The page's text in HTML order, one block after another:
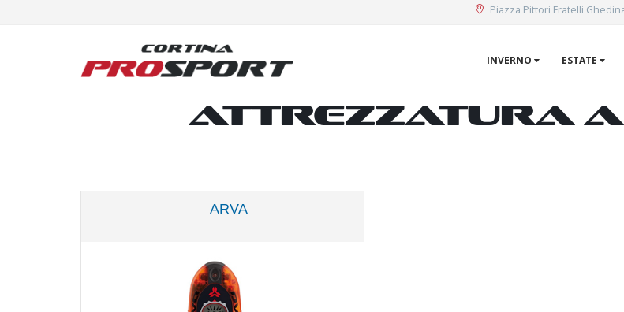
Piazza Pittori Fratelli
INVERNO ESTATE
Attrezzatura a
ARVA